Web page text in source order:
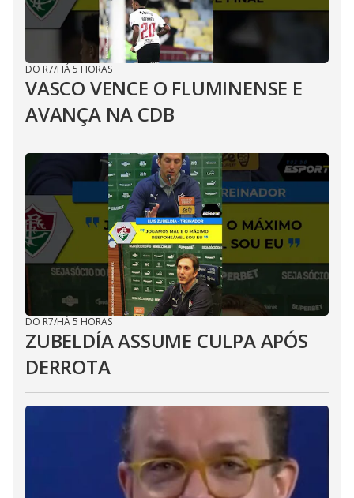
DO R7/HÁ 5 HORAS
VASCO VENCE O FLUMINENSE E
AVANÇA NA CDB
DO R7/HÁ 5 HORAS
ZUBELDÍA ASSUME CULPA APÓS
DERROTA